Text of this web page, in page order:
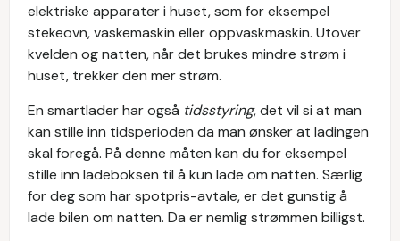
elektriske apparater i huset, som for eksempel
stekeovn, vaskemaskin eller oppvaskmaskin. Utover
kvelden og natten, når det brukes mindre strøm i
huset, trekker den mer strøm.
En smartlader har også tidsstyring, det vil si at man
kan stille inn tidsperioden da man ønsker at ladingen
skal foregå. På denne måten kan du for eksempel
stille inn ladeboksen til å kun lade om natten. Særlig
for deg som har spotpris-avtale, er det gunstig å
lade bilen om natten. Da er nemlig strømmen billigst.